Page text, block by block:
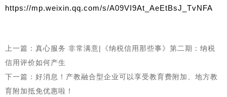
https://mp.weixin.qq.com/s/A09VI9At_AeEtBsJ_TvNFA
上一篇：真心服务 非常满意|《纳税信用那些事》第二期：纳税
信用评价如何产生
下一篇：好消息！产教融合型企业可以享受教育费附加、地方教
育附加抵免优惠啦！